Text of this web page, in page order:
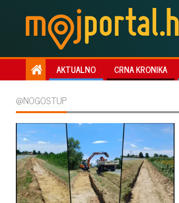
AKTUALNO CRNA KRONIKA
@NOGOSTUP